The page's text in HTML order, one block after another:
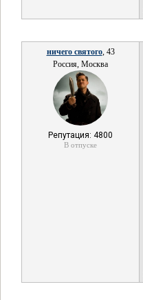
ничего святого, 43
Россия, Москва
Репутация: 4800
В отпуске